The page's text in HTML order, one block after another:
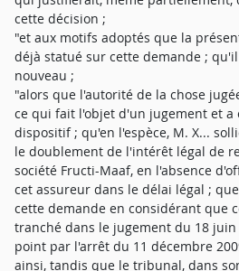
cette décision ;
"et aux motifs adoptés que la
déjà statué sur cette demande ;
nouveau ;
"alors que l'autorité de la chose
ce qui fait l'objet d'un jugement et a
dispositif ; qu'en l'espèce, M. X...
le doublement de l'intérêt légal de
société Fructi-Maaf, en l'absence
cet assureur dans le délai légal ;
cette demande en considérant que
tranché dans le jugement du 18 juin
point par l'arrêt du 11 décembre
ainsi, tandis que le tribunal, dans